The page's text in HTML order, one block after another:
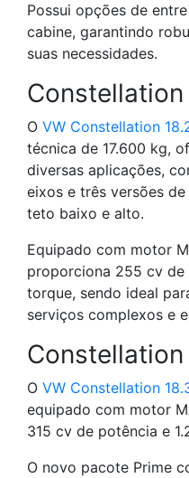
Possui opções de
cabine, garantindo
suas necessidades.
O VW Constellation
técnica de 17.600 kg,
diversas aplicações,
eixos e três versões
teto baixo e alto.
Equipado com motor
proporciona 255 cv
torque, sendo ideal
serviços complexos e
O VW Constellation
equipado com motor
315 cv de potência e
O novo pacote Prime